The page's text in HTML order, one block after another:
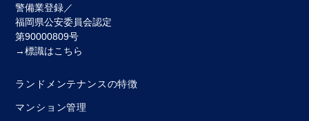
警備業登録／
福岡県公安委員会認定
第90000809号
→標識はこちら
ランドメンテナンスの特徴
マンション管理